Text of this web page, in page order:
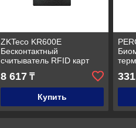
ZKTeco KR600E
Бесконтактный
считыватель RFID карт
EM-Marine
8 617₸
Купить